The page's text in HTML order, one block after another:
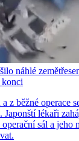
náhlé
konci
z běžné operace
lékaři
sál a jeho